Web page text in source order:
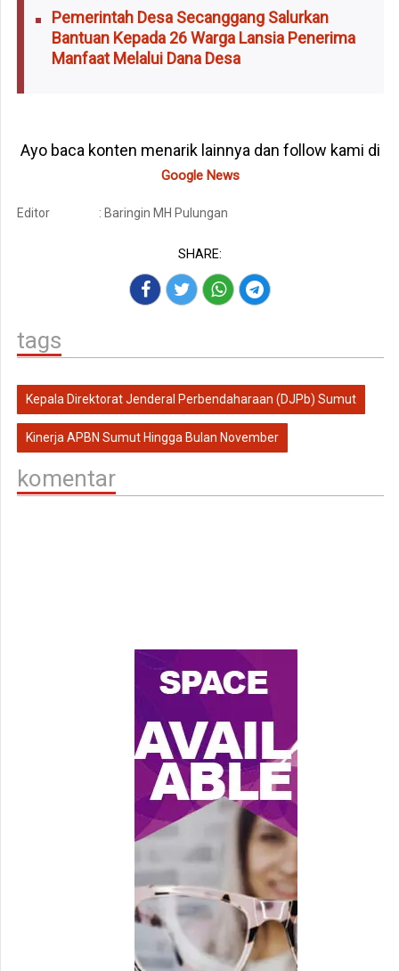
Pemerintah Desa Secanggang Salurkan
Bantuan Kepada 26 Warga Lansia Penerima
Manfaat Melalui Dana Desa
Ayo baca konten menarik lainnya dan follow kami di
Google News
Editor : Baringin MH Pulungan
SHARE:
tags
Kepala Direktorat Jenderal Perbendaharaan (DJPb) Sumut
Kinerja APBN Sumut Hingga Bulan November
komentar